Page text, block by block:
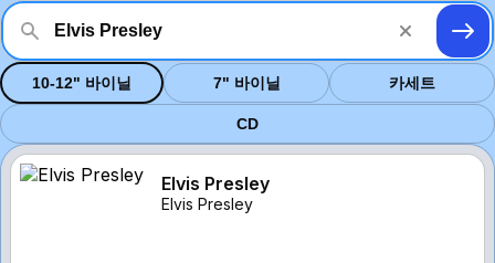
10-12" 바이닐 7" 바이닐 카세트
CD
Elvis Presley
Elvis Presley